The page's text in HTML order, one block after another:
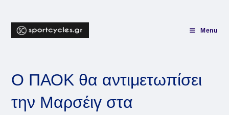
content
Menu
Ο ΠΑΟΚ θα αντιμετωπίσει
την Μαρσέιγ στα